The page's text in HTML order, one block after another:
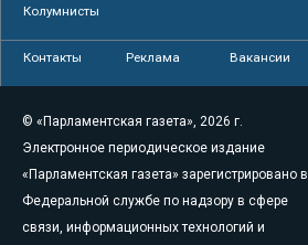
Колумнисты
Контакты Реклама Вакансии
© «Парламентская газета», 2026 г.
Электронное периодическое издание
«Парламентская газета» зарегистрировано в
Федеральной службе по надзору в сфере
связи, информационных технологий и